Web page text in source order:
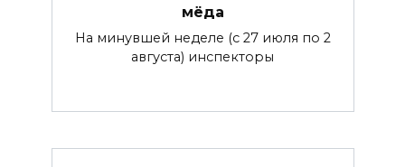
мёда
На минувшей неделе (с 27 июля по 2
августа) инспекторы